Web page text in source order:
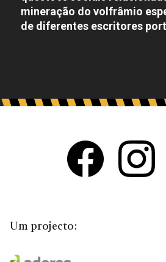
mineração do volfrâmio
de diferentes escritores
Um projecto: